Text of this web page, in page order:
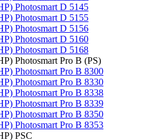
Photosmart D 5145
Photosmart D 5155
Photosmart D 5156
Photosmart D 5160
Photosmart D 5168
Photosmart Pro B (PS)
Photosmart Pro B 8300
Photosmart Pro B 8330
Photosmart Pro B 8338
Photosmart Pro B 8339
Photosmart Pro B 8350
Photosmart Pro B 8353
PSC